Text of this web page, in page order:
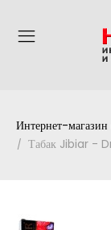
Интернет-магазин
Табак Jibiar -